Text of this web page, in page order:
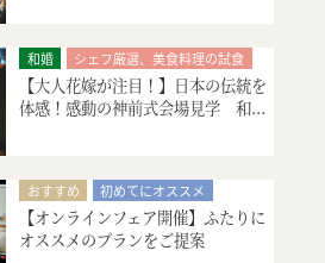
マタニティ・お急ぎ婚相談
見積り相談会
引出物・婚礼アイテム紹介
和婚
シェフ厳選、美食料理の試食
絶品スイーツ試食
神殿挙式
特別限定プレゼント付
引出物・婚礼アイテム紹介
ご宿泊のご予約・ご相談
【大人花嫁が注目！】日本の伝統を
体感！感動の神前式会場見学 和...
おすすめ
初めてにオススメ
フォトウエディング
ご宿泊のご予約・ご相談
【オンラインフェア開催】ふたりに
オススメのプランをご提案